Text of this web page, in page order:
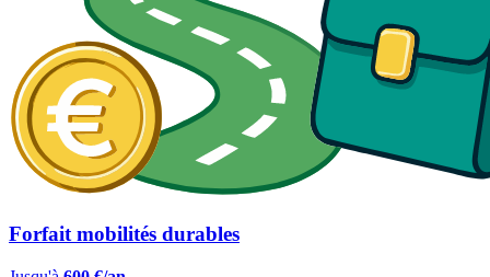
Forfait mobilités durables